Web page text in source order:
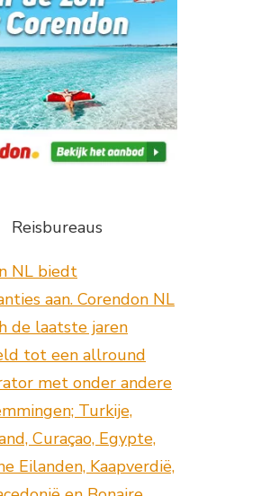
Reisbureaus
NL biedt
aan. Corendon NL
de laatste jaren
tot een allround
met onder andere
Turkije,
Curaçao, Egypte,
Eilanden, Kaapverdië,